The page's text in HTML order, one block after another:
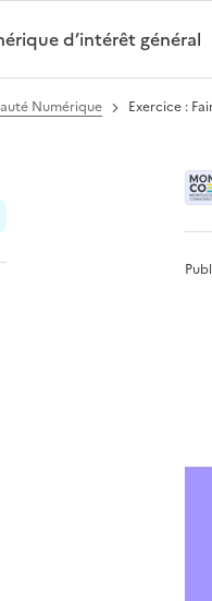
général-
d’intérêt général
Numérique Exercice :